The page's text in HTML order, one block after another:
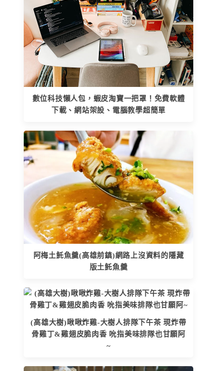
數位科技懶人包，蝦皮淘寶一把罩！免費軟體
下載、網站架設、電腦教學超簡單
阿梅土魠魚羹(高雄前鎮)網路上沒資料的隱藏
版土魠魚羹
(高雄大樹)啾啾炸雞-大樹人排隊下午茶 現炸帶
骨雞丁&雞翅皮脆肉香 吮指美味排隊也甘願阿
~